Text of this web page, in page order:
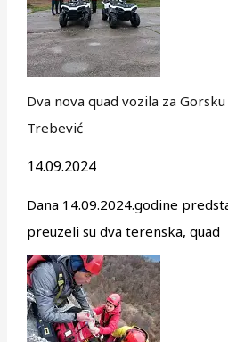
Dva nova quad vozila za
Trebević
14.09.2024
Dana 14.09.2024.godine
preuzeli su dva terenska, quad